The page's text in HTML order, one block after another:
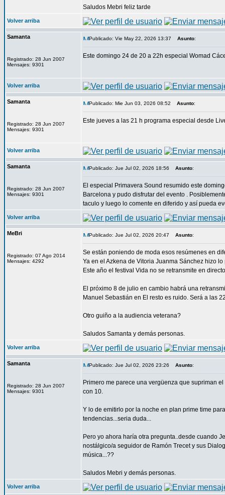
Saludos Mebri feliz tarde
Volver arriba
Samanta
Registrado: 28 Jun 2007
Mensajes: 9301
Publicado: Vie May 22, 2026 13:37 Asunto:
Este domingo 24 de 20 a 22h especial Womad
Volver arriba
Samanta
Registrado: 28 Jun 2007
Mensajes: 9301
Publicado: Mie Jun 03, 2026 08:52 Asunto:
Este jueves a las 21 h programa especial desde
Volver arriba
Samanta
Registrado: 28 Jun 2007
Mensajes: 9301
Publicado: Jue Jul 02, 2026 18:56 Asunto:
El especial Primavera Sound resumido este
Barcelona y pudo disfrutar del evento .
taculo y luego lo comente en diferido y así pueda
Volver arriba
MeBri
Registrado: 07 Ago 2014
Mensajes: 4292
Publicado: Jue Jul 02, 2026 20:47 Asunto:
Se están poniendo de moda esos resúmenes en
Ya en el Azkena de Vitoria Juanma Sánchez hizo
Este año el festival Vida no se retransmite en
El próximo 8 de julio en cambio habrá una
Manuel Sebastián en El resto es ruido. Será a las
Otro guiño a la audiencia veterana?
Saludos Samanta y demás personas.
Volver arriba
Samanta
Registrado: 28 Jun 2007
Mensajes: 9301
Publicado: Jue Jul 02, 2026 23:26 Asunto:
Primero me parece una vergüenza que supriman
con 10.
Y lo de emitirlo por la noche en plan prime time
tendencias...seria duda...
Pero yo ahora haría otra pregunta..desde cuando
nostálgico/a seguidor de Ramón Trecet y sus
música...??
Saludos Mebri y demás personas.
Volver arriba